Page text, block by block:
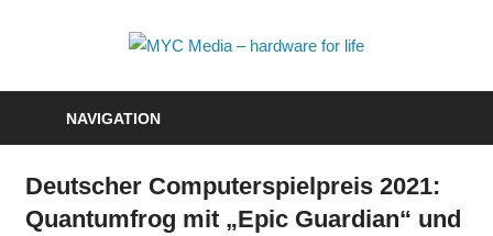
Media
–
NAVIGATION
Deutscher Computerspielpreis 2021:
Quantumfrog mit „Epic Guardian“ und